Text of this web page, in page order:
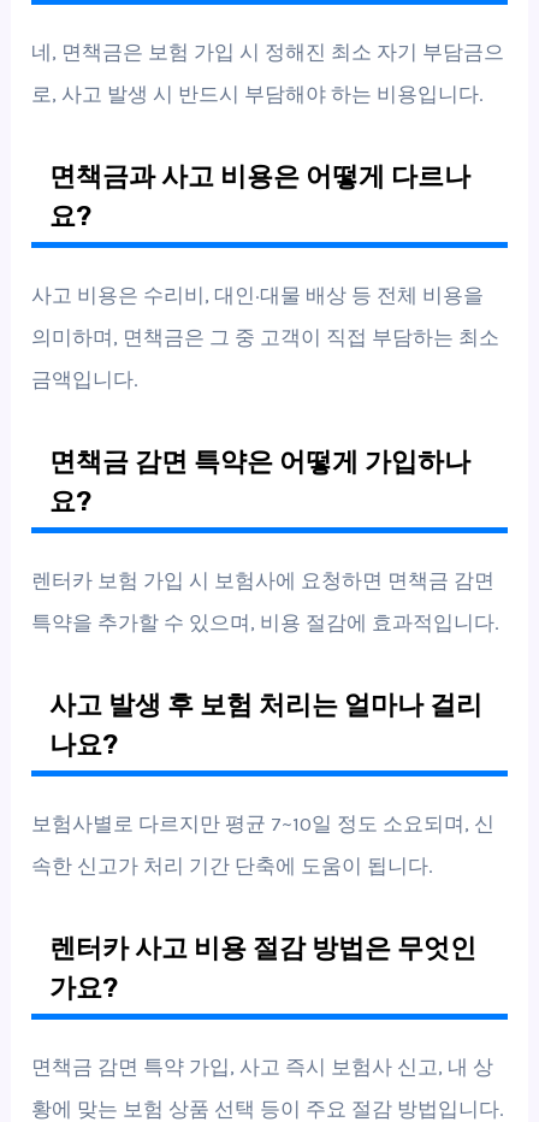
네, 면책금은 보험 가입 시 정해진 최소 자기 부담금으
로, 사고 발생 시 반드시 부담해야 하는 비용입니다.
면책금과 사고 비용은 어떻게 다르나
요?
사고 비용은 수리비, 대인·대물 배상 등 전체 비용을
의미하며, 면책금은 그 중 고객이 직접 부담하는 최소
금액입니다.
면책금 감면 특약은 어떻게 가입하나
요?
렌터카 보험 가입 시 보험사에 요청하면 면책금 감면
특약을 추가할 수 있으며, 비용 절감에 효과적입니다.
사고 발생 후 보험 처리는 얼마나 걸리
나요?
보험사별로 다르지만 평균 7~10일 정도 소요되며, 신
속한 신고가 처리 기간 단축에 도움이 됩니다.
렌터카 사고 비용 절감 방법은 무엇인
가요?
면책금 감면 특약 가입, 사고 즉시 보험사 신고, 내 상
황에 맞는 보험 상품 선택 등이 주요 절감 방법입니다.